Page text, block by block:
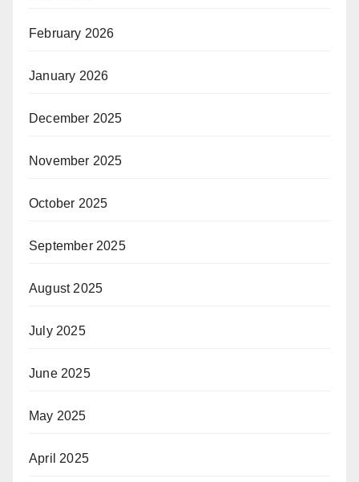
February 2026
January 2026
December 2025
November 2025
October 2025
September 2025
August 2025
July 2025
June 2025
May 2025
April 2025